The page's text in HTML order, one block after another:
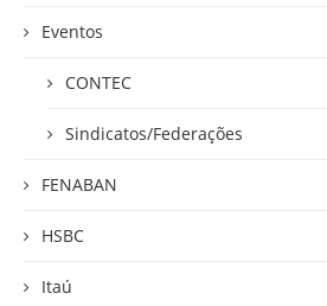
Eventos
CONTEC
Sindicatos/Federações
FENABAN
HSBC
Itaú